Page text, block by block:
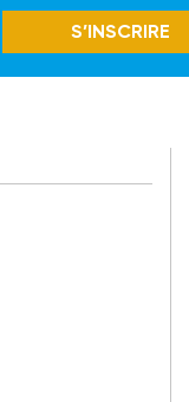
S’INSCRIRE